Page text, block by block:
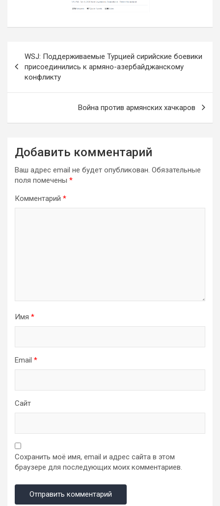
по
записям
WSJ: Поддерживаемые Турцией сирийские боевики
присоединились к армяно-азербайджанскому
конфликту
Война против армянских хачкаров
Добавить комментарий
Ваш адрес email не будет опубликован. Обязательные
поля помечены *
Комментарий *
Имя *
Email *
Сайт
Сохранить моё имя, email и адрес сайта в этом
браузере для последующих моих комментариев.